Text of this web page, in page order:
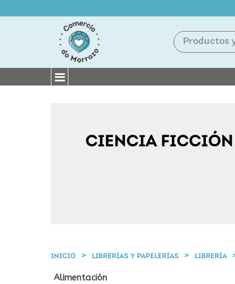
CIENCIA FICCIÓN
INICIO LIBRERÍAS Y PAPELERÍAS LIBRERÍA
Alimentación